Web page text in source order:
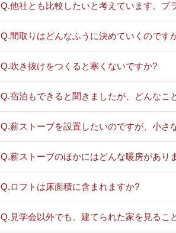
Q.他社とも比較したいと考えています。プ
Q.間取りはどんなふうに決めていくのです
Q.吹き抜けをつくると寒くないですか?
Q.宿泊もできると聞きましたが、どんなこ
Q.薪ストーブを設置したいのですが、小さ
Q.薪ストーブのほかにはどんな暖房があり
Q.ロフトは床面積に含まれますか?
Q.見学会以外でも、建てられた家を見るこ